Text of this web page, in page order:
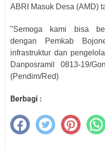
ABRI Masuk Desa (AMD)
"Semoga kami bisa
dengan Pemkab
infrastruktur dan
Danposramil 0813-19/
(Pendim/Red)
Berbagi :